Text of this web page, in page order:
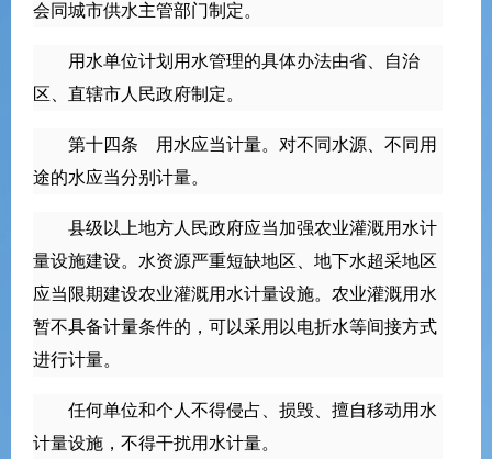
会同城市供水主管部门制定。
用水单位计划用水管理的具体办法由省、自治
区、直辖市人民政府制定。
第十四条 用水应当计量。对不同水源、不同用
途的水应当分别计量。
县级以上地方人民政府应当加强农业灌溉用水计
量设施建设。水资源严重短缺地区、地下水超采地区
应当限期建设农业灌溉用水计量设施。农业灌溉用水
暂不具备计量条件的，可以采用以电折水等间接方式
进行计量。
任何单位和个人不得侵占、损毁、擅自移动用水
计量设施，不得干扰用水计量。